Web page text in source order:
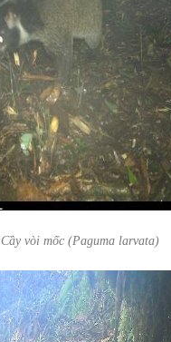
Cầy vòi mốc (Paguma larvata)